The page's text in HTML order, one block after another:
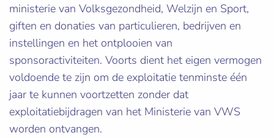
ministerie van Volksgezondheid, Welzijn en Sport,
giften en donaties van particulieren, bedrijven en
instellingen en het ontplooien van
sponsoractiviteiten. Voorts dient het eigen vermogen
voldoende te zijn om de exploitatie tenminste één
jaar te kunnen voortzetten zonder dat
exploitatiebijdragen van het Ministerie van VWS
worden ontvangen.